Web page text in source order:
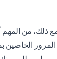
من المهم
الخاصين